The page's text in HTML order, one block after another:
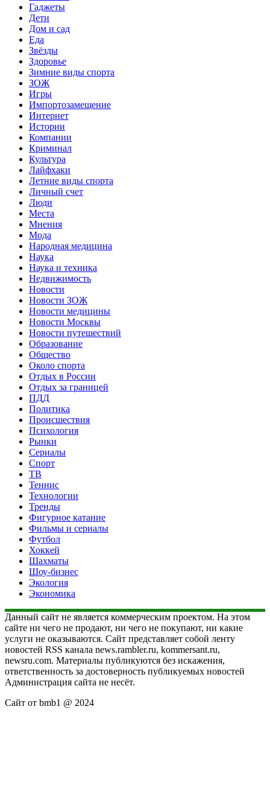
Гаджеты
Дети
Дом и сад
Еда
Звёзды
Здоровье
Зимние виды спорта
ЗОЖ
Игры
Импортозамещение
Интернет
Истории
Компании
Криминал
Культура
Лайфхаки
Летние виды спорта
Личный счет
Люди
Места
Мнения
Мода
Народная медицина
Наука
Наука и техника
Недвижимость
Новости
Новости ЗОЖ
Новости медицины
Новости Москвы
Новости путешествий
Образование
Общество
Около спорта
Отдых в России
Отдых за границей
ПДД
Политика
Происшествия
Психология
Рынки
Сериалы
Спорт
ТВ
Теннис
Технологии
Тренды
Фигурное катание
Фильмы и сериалы
Футбол
Хоккей
Шахматы
Шоу-бизнес
Экология
Экономика
Данный сайт не является коммерческим проектом. На этом
сайте ни чего не продают, ни чего не покупают, ни какие
услуги не оказываются. Сайт представляет собой ленту
новостей RSS канала news.rambler.ru, kommersant.ru,
newsru.com. Материалы публикуются без искажения,
ответственность за достоверность публикуемых новостей
Администрация сайта не несёт.
Сайт от bmb1 @ 2024